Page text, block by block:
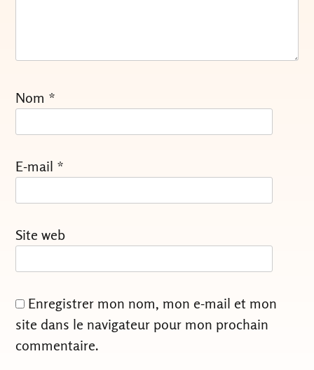
Nom *
E-mail *
Site web
Enregistrer mon nom, mon e-mail et mon
site dans le navigateur pour mon prochain
commentaire.